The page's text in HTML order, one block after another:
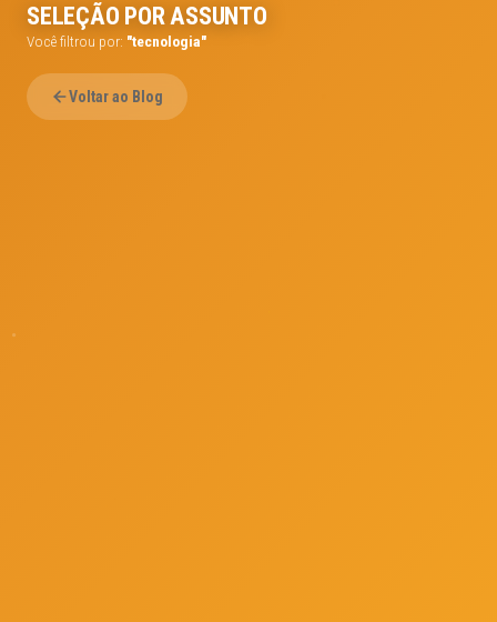
SELEÇÃO POR ASSUNTO
Você filtrou por: "tecnologia"
Voltar ao Blog